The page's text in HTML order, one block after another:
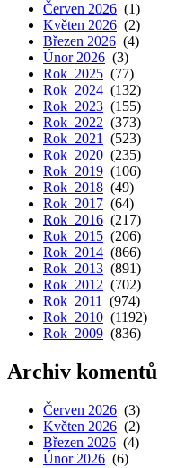
Červen 2026 (1)
Květen 2026 (2)
Březen 2026 (4)
Únor 2026 (3)
Rok 2025 (77)
Rok 2024 (132)
Rok 2023 (155)
Rok 2022 (373)
Rok 2021 (523)
Rok 2020 (235)
Rok 2019 (106)
Rok 2018 (49)
Rok 2017 (64)
Rok 2016 (217)
Rok 2015 (206)
Rok 2014 (866)
Rok 2013 (891)
Rok 2012 (702)
Rok 2011 (974)
Rok 2010 (1192)
Rok 2009 (836)
Archiv komentů
Červen 2026 (3)
Květen 2026 (2)
Březen 2026 (4)
Únor 2026 (6)